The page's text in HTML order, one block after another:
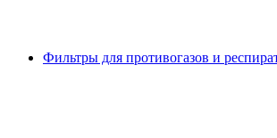
Фильтры для противогазов и